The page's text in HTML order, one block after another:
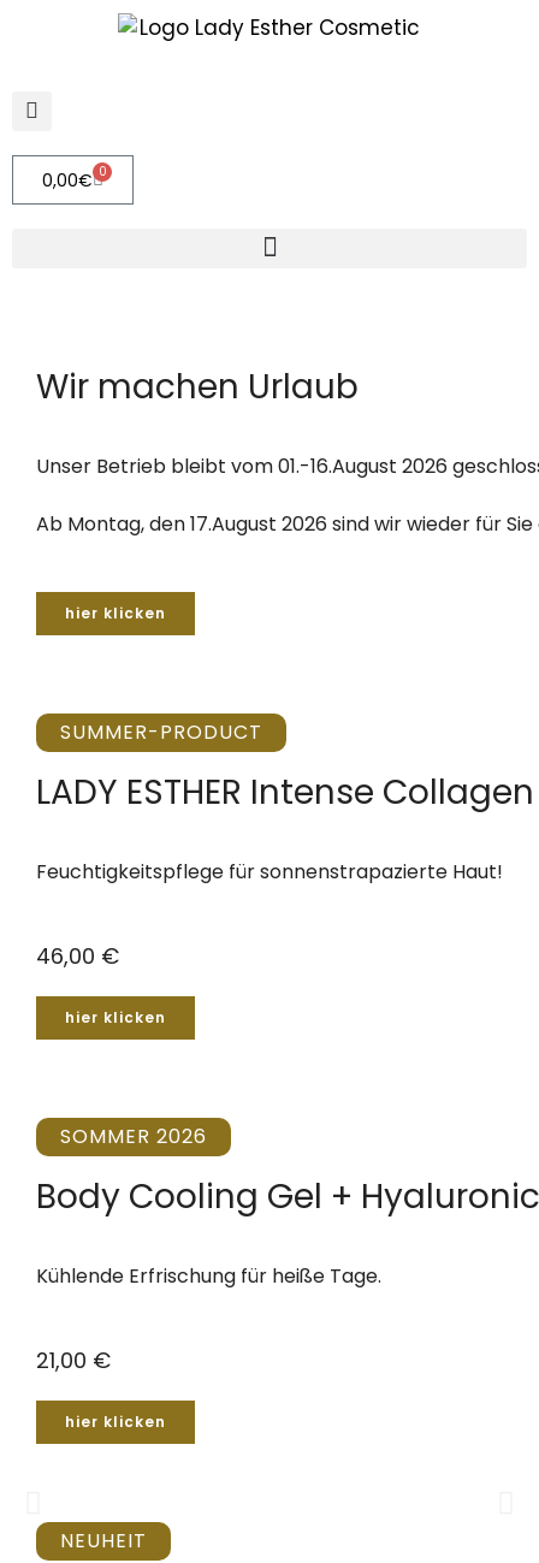
0,00€ 0
Wir machen Urlaub
Unser Betrieb bleibt vom 01.-16.August 2026
Ab Montag, den 17.August 2026 sind wir wieder für Sie
hier klicken
SUMMER-PRODUCT
LADY ESTHER Intense
Feuchtigkeitspflege für sonnenstrapazierte Haut!
46,00 €
hier klicken
SOMMER 2026
Body Cooling Gel +
Kühlende Erfrischung für heiße Tage.
21,00 €
hier klicken
NEUHEIT